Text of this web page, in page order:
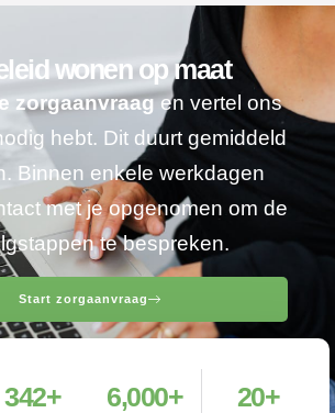
wonen op maat
zorgaanvraagen vertel ons
hebt. Dit duurt gemiddeld
Binnen enkele werkdagen
met je opgenomen om de
te bespreken.
Start zorgaanvraag
342+ 6,000+ 20+